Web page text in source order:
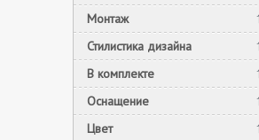
Монтаж
Стилистика дизайна
В комплекте
Оснащение
Цвет